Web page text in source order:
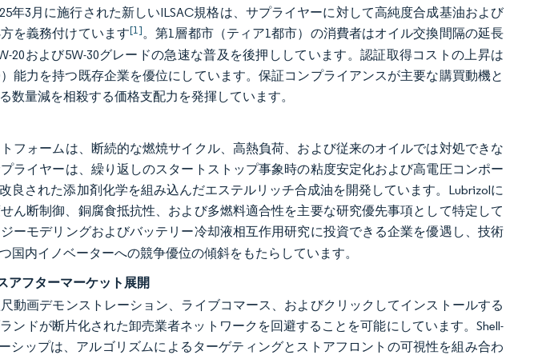
年3月に施行された新しいILSAC規格は、サプライヤーに対して高純度合成基油および
を義務付けています[1]。第1層都市（ティア1都市）の消費者はオイル交換間隔の延長
20および5W-30グレードの急速な普及を後押ししています。認証取得コストの上昇は
能力を持つ既存企業を優位にしています。保証コンプライアンスが主要な購買動機と
数量減を相殺する価格支配力を発揮しています。
フォームは、断続的な燃焼サイクル、高熱負荷、および従来のオイルでは対処できな
ライヤーは、繰り返しのスタートストップ事象時の粘度安定化および高電圧コンポー
良された添加剤化学を組み込んだエステルリッチ合成油を開発しています。Lubrizolに
ん断制御、銅腐食抵抗性、および多燃料適合性を主要な研究優先事項として特定して
ーモデリングおよびバッテリー冷却液相互作用研究に投資できる企業を優遇し、技術
国内イノベーターへの競争優位の傾斜をもたらしています。
アフターマーケット展開
動画デモンストレーション、ライブコマース、およびクリックしてインストールする
ンドが断片化された卸売業者ネットワークを回避することを可能にしています。Shell-
シップは、アルゴリズムによるターゲティングとストアフロントの可視性を組み合わ